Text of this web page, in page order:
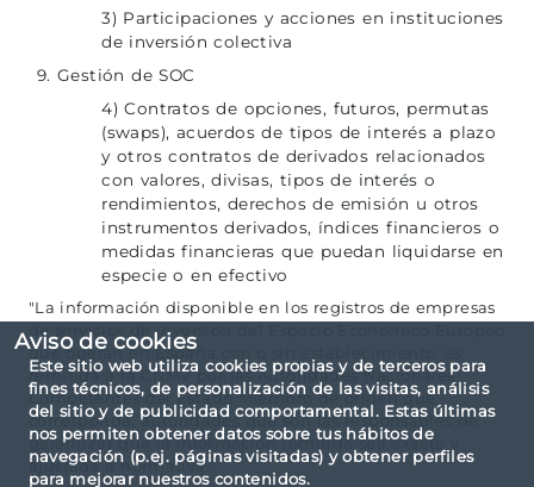
Aviso de cookies
Este sitio web utiliza cookies propias y de terceros para
fines técnicos, de personalización de las visitas, análisis
del sitio y de publicidad comportamental. Estas últimas
nos permiten obtener datos sobre tus hábitos de
navegación (p.ej. páginas visitadas) y obtener perfiles
para mejorar nuestros contenidos.
3) Participaciones y acciones en instituciones
de inversión colectiva
9. Gestión de SOC
4) Contratos de opciones, futuros, permutas
(swaps), acuerdos de tipos de interés a plazo
y otros contratos de derivados relacionados
con valores, divisas, tipos de interés o
rendimientos, derechos de emisión u otros
instrumentos derivados, índices financieros o
medidas financieras que puedan liquidarse en
especie o en efectivo
"La información disponible en los registros de empresas
de servicios de inversión del Espacio Económico Europeo
que operan en España con o sin establecimiento, es
remitida a la CNMV por las Autoridades Nacionales
Competentes del Estado Miembro de origen que
corresponda, autoridades que son las responsables de
garantizar que la información remitida sea exacta y
ajustada a normativa."